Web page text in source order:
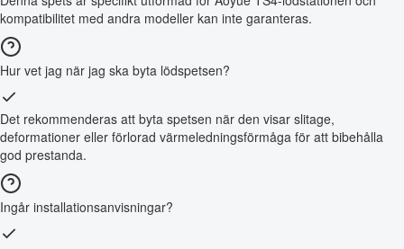
kompatibilitet med andra modeller kan inte garanteras.
Hur vet jag när jag ska byta lödspetsen?
Det rekommenderas att byta spetsen när den visar slitage,
deformationer eller förlorad värmeledningsförmåga för att bibehålla
god prestanda.
Ingår installationsanvisningar?